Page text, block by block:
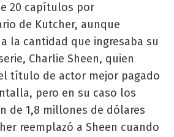
20 capítulos por
de Kutcher, aunque
la cantidad que ingresaba su
Charlie Sheen, quien
título de actor mejor pagado
pero en su caso los
de 1,8 millones de dólares
reemplazó a Sheen cuando